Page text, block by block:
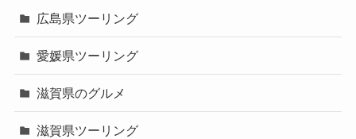
広島県ツーリング
愛媛県ツーリング
滋賀県のグルメ
滋賀県ツーリング